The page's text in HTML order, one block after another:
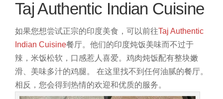
Taj Authentic Indian Cuisine
如果您想尝试正宗的印度美食，可以前往Taj Authentic
Indian Cuisine餐厅。他们的印度炖饭美味而不过于
辣，米饭松软，口感惹人喜爱。鸡肉炖饭配有整块嫩
滑、美味多汁的鸡腿。
在这里找不到任何油腻的餐厅。
相反，您会得到热情的欢迎和优质的服务。